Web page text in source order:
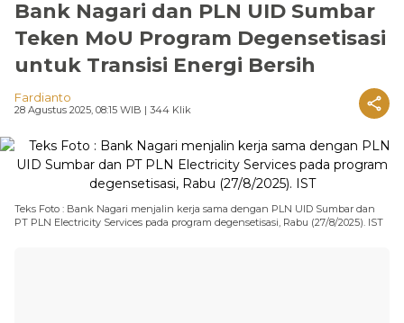
Bank Nagari dan PLN UID Sumbar
Teken MoU Program Degensetisasi
untuk Transisi Energi Bersih
Fardianto
28 Agustus 2025, 08:15 WIB | 344 Klik
Teks Foto : Bank Nagari menjalin kerja sama dengan PLN UID Sumbar dan
PT PLN Electricity Services pada program degensetisasi, Rabu (27/8/2025). IST